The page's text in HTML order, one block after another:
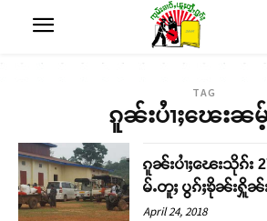
TAG
ၵူၼ်းပႆၢႈၽေးၼ
ၵူၼ်းပၢႆႈၽေးသိုၵ်း
မ်ႉတူႈ ပွၵ်ႈၶိုၼ်းႁိူ
April 24, 2018